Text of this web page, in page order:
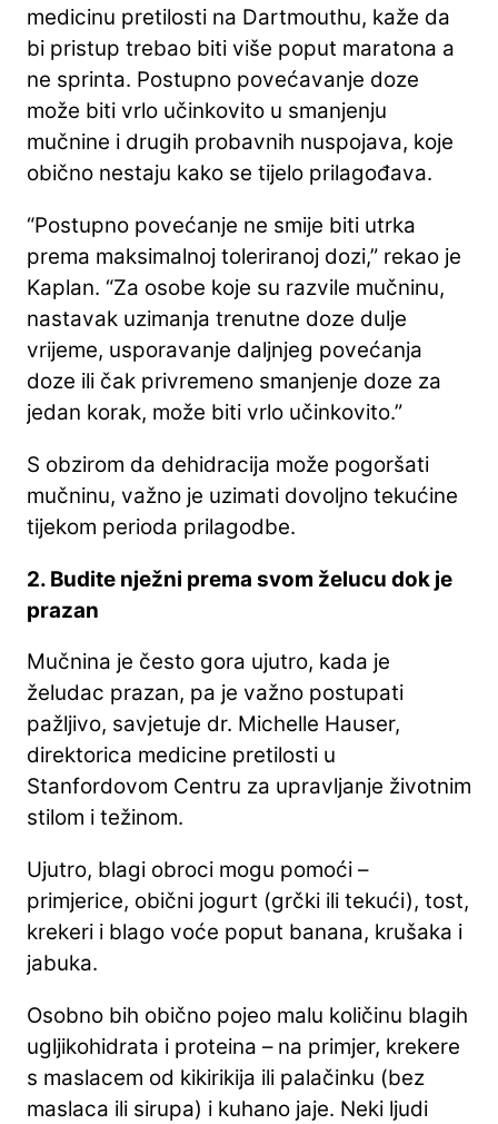
medicinu pretilosti na Dartmouthu, kaže da
bi pristup trebao biti više poput maratona a
ne sprinta. Postupno povećavanje doze
može biti vrlo učinkovito u smanjenju
mučnine i drugih probavnih nuspojava, koje
obično nestaju kako se tijelo prilagođava.
“Postupno povećanje ne smije biti utrka
prema maksimalnoj toleriranoj dozi,” rekao je
Kaplan. “Za osobe koje su razvile mučninu,
nastavak uzimanja trenutne doze dulje
vrijeme, usporavanje daljnjeg povećanja
doze ili čak privremeno smanjenje doze za
jedan korak, može biti vrlo učinkovito.”
S obzirom da dehidracija može pogoršati
mučninu, važno je uzimati dovoljno tekućine
tijekom perioda prilagodbe.
2. Budite nježni prema svom želucu dok je
prazan
Mučnina je često gora ujutro, kada je
želudac prazan, pa je važno postupati
pažljivo, savjetuje dr. Michelle Hauser,
direktorica medicine pretilosti u
Stanfordovom Centru za upravljanje životnim
stilom i težinom.
Ujutro, blagi obroci mogu pomoći –
primjerice, obični jogurt (grčki ili tekući), tost,
krekeri i blago voće poput banana, krušaka i
jabuka.
Osobno bih obično pojeo malu količinu blagih
ugljikohidrata i proteina – na primjer, krekere
s maslacem od kikirikija ili palačinku (bez
maslaca ili sirupa) i kuhano jaje. Neki ljudi